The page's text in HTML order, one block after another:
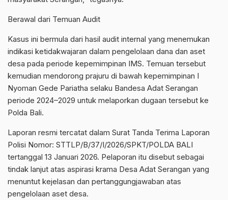
Berawal dari Temuan Audit
Kasus ini bermula dari hasil audit internal yang menemukan
indikasi ketidakwajaran dalam pengelolaan dana dan aset
desa pada periode kepemimpinan IMS. Temuan tersebut
kemudian mendorong prajuru di bawah kepemimpinan I
Nyoman Gede Pariatha selaku Bandesa Adat Serangan
periode 2024–2029 untuk melaporkan dugaan tersebut ke
Polda Bali.
Laporan resmi tercatat dalam Surat Tanda Terima Laporan
Polisi Nomor: STTLP/B/37/I/2026/SPKT/POLDA BALI
tertanggal 13 Januari 2026. Pelaporan itu disebut sebagai
tindak lanjut atas aspirasi krama Desa Adat Serangan yang
menuntut kejelasan dan pertanggungjawaban atas
pengelolaan aset desa.